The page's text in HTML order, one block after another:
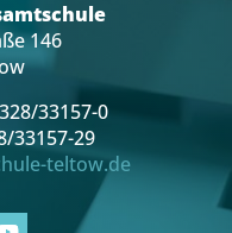
146
33157-0
33157-29
teltow.de